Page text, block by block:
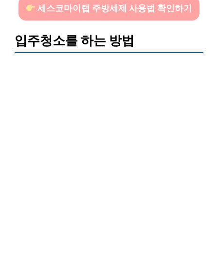
세스코마이랩 주방세제 사용법 확인하기
입주청소를 하는 방법